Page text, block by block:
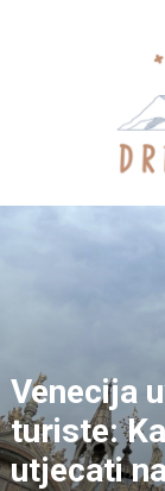
Venecija
turiste:
utjecati